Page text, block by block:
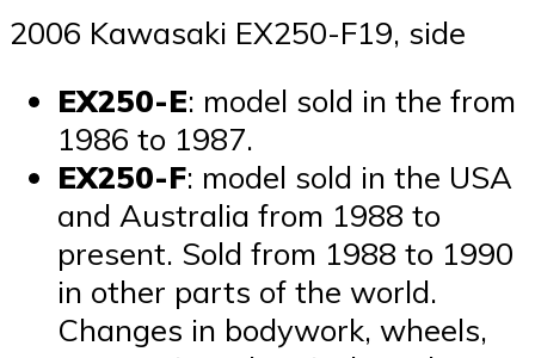
2006 Kawasaki EX250-F19, side
EX250-E: model sold in the from
1986 to 1987.
EX250-F: model sold in the USA
and Australia from 1988 to
present. Sold from 1988 to 1990
in other parts of the world.
Changes in bodywork, wheels,